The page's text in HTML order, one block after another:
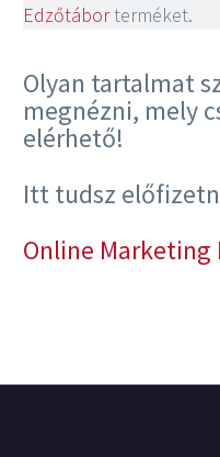
Edzőtáborterméket.
Olyan tartalmat
megnézni, mely
elérhető!
Itt tudsz
Online Marketing